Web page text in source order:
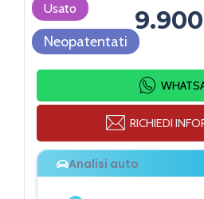
Usato
Neopatentati
RICHIEDI
Analisi auto